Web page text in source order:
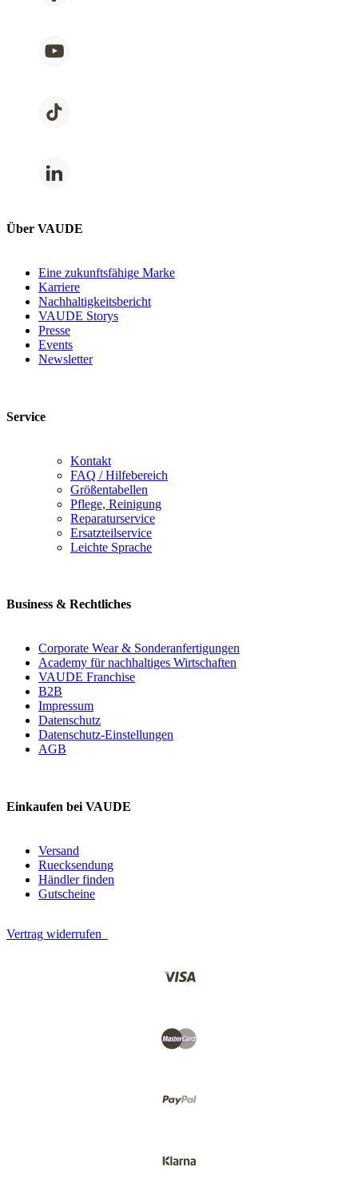
Über VAUDE
Eine zukunftsfähige Marke
Karriere
Nachhaltigkeitsbericht
VAUDE Storys
Presse
Events
Newsletter
Service
Kontakt
FAQ / Hilfebereich
Größentabellen
Pflege, Reinigung
Reparaturservice
Ersatzteilservice
Leichte Sprache
Business & Rechtliches
Corporate Wear & Sonderanfertigungen
Academy für nachhaltiges Wirtschaften
VAUDE Franchise
B2B
Impressum
Datenschutz
Datenschutz-Einstellungen
AGB
Einkaufen bei VAUDE
Versand
Ruecksendung
Händler finden
Gutscheine
Vertrag widerrufen